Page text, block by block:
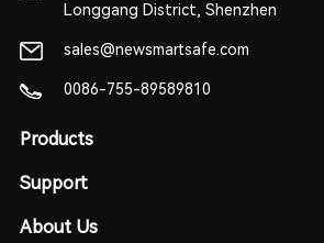
Longgang District, Shenzhen
sales@newsmartsafe.com
0086-755-89589810
Products
Support
About Us